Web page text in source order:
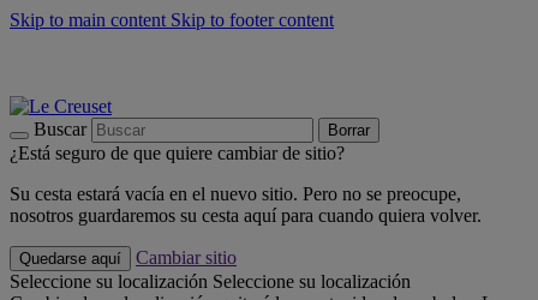
Skip to main content Skip to footer content
Buscar Borrar
¿Está seguro de que quiere cambiar de sitio?
Su cesta estará vacía en el nuevo sitio. Pero no se preocupe,
nosotros guardaremos su cesta aquí para cuando quiera volver.
Quedarse aquí
Cambiar sitio
Seleccione su localización Seleccione su localización